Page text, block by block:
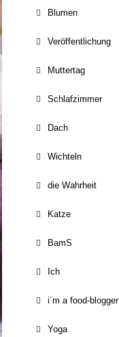
Blumen
Veröffentlichung
Muttertag
Schlafzimmer
Dach
Wichteln
die Wahrheit
Katze
BamS
Ich
i´m a food-blogger
Yoga